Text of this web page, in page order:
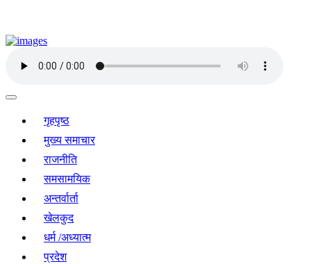
गृहपृष्ठ
मुख्य समाचार
राजनीति
समसामयिक
अन्तर्वार्ता
खेलकुद
धर्म /अध्यात्म
प्रदेश